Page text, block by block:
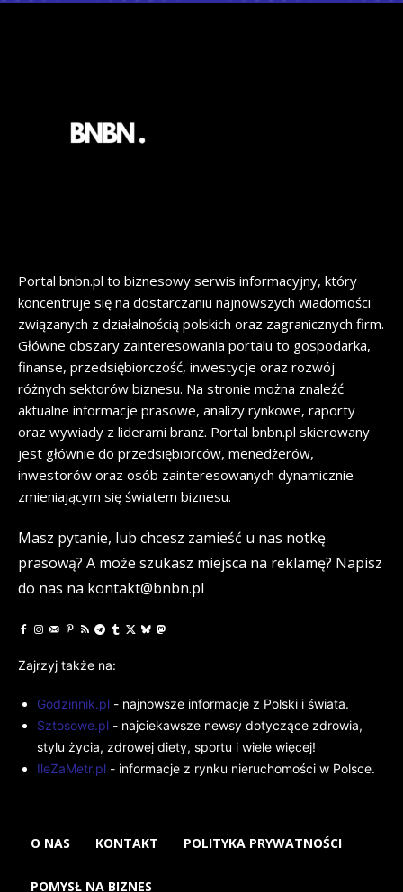
Portal bnbn.pl to biznesowy serwis informacyjny, który
koncentruje się na dostarczaniu najnowszych wiadomości
związanych z działalnością polskich oraz zagranicznych firm.
Główne obszary zainteresowania portalu to gospodarka,
finanse, przedsiębiorczość, inwestycje oraz rozwój
różnych sektorów biznesu. Na stronie można znaleźć
aktualne informacje prasowe, analizy rynkowe, raporty
oraz wywiady z liderami branż. Portal bnbn.pl skierowany
jest głównie do przedsiębiorców, menedżerów,
inwestorów oraz osób zainteresowanych dynamicznie
zmieniającym się światem biznesu.
Masz pytanie, lub chcesz zamieść u nas notkę
prasową? A może szukasz miejsca na reklamę? Napisz
do nas na kontakt@bnbn.pl
Zajrzyj także na:
Godzinnik.pl - najnowsze informacje z Polski i świata.
Sztosowe.pl - najciekawsze newsy dotyczące zdrowia,
stylu życia, zdrowej diety, sportu i wiele więcej!
IleZaMetr.pl - informacje z rynku nieruchomości w Polsce.
O NAS KONTAKT POLITYKA PRYWATNOŚCI
POMYSŁ NA BIZNES